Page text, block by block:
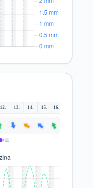
12. 13. 14. 15. 16.